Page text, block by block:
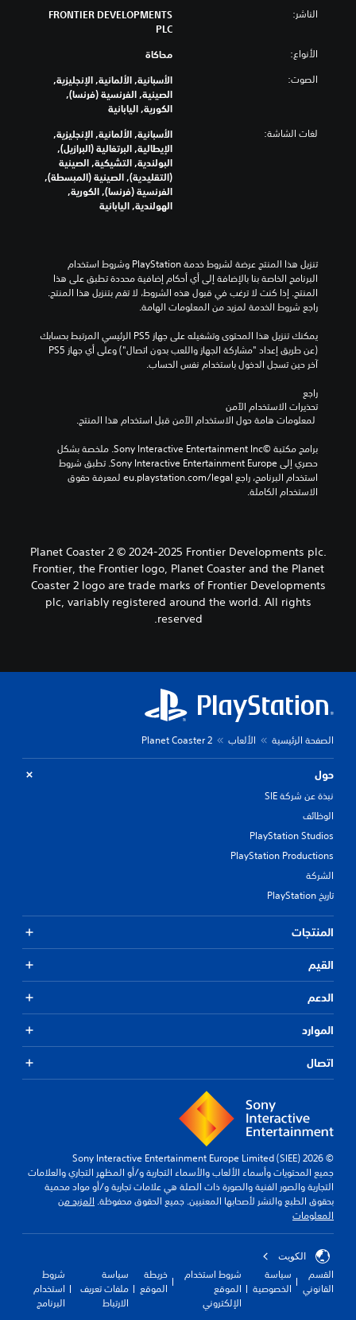
الناشر:
FRONTIER DEVELOPMENTS
PLC
الأنواع: محاكاة
الصوت:
الأسبانية, الألمانية, الإنجليزية,
الصينية, الفرنسية (فرنسا),
الكورية, اليابانية
لغات الشاشة:
الأسبانية, الألمانية, الإنجليزية,
الإيطالية, البرتغالية (البرازيل),
البولندية, التشيكية, الصينية
(التقليدية), الصينية (المبسطة),
الفرنسية (فرنسا), الكورية,
الهولندية, اليابانية
راجع شروط الخدمة لمزيد من المعلومات الهامة.
آخر حين تسجل الدخول باستخدام نفس الحساب.
راجع
تحذيرات الاستخدام الآمن
الاستخدام الكاملة.
Planet Coaster 2 © 2024-2025 Frontier Developments plc.
Frontier, the Frontier logo, Planet Coaster and the Planet
Coaster 2 logo are trade marks of Frontier Developments
plc, variably registered around the world. All rights
reserved.
الصفحة الرئيسية الألعاب Planet Coaster 2
حول
نبذة عن شركة SIE
الوظائف
PlayStation Studios
PlayStation Productions
الشركة
تاريخ PlayStation
المنتجات
القيم
الدعم
الموارد
اتصال
© 2026 Sony Interactive Entertainment Europe Limited (SIEE)
جميع المحتويات وأسماء الألعاب والأسماء التجارية و/أو المظهر التجاري والعلامات
التجارية والصور الفنية والصورة ذات الصلة هي علامات تجارية و/أو مواد محمية
بحقوق الطبع والنشر لأصحابها المعنيين. جميع الحقوق محفوظة. المزيد من
المعلومات
الكويت‎
القسم
القانوني
سياسة
الخصوصية
شروط استخدام
الموقع
الإلكتروني
خريطة
الموقع
سياسة
ملفات تعريف
الارتباط
شروط
استخدام
البرنامج